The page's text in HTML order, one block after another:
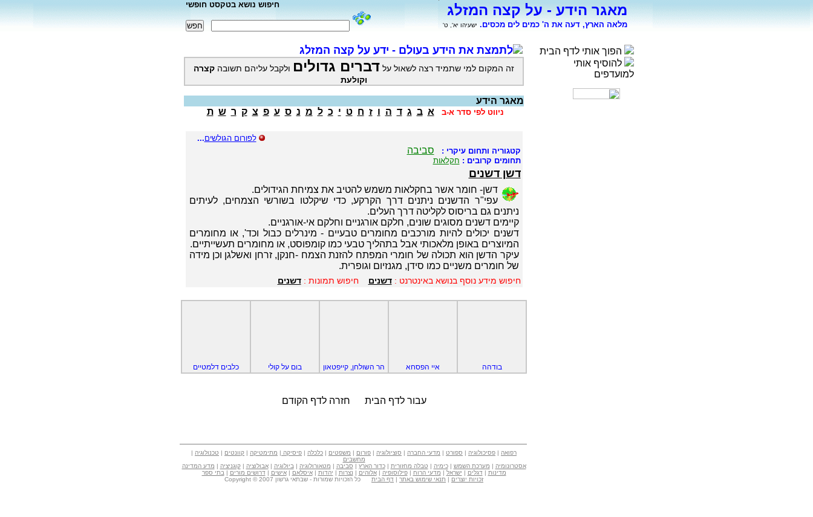
מאגר הידע - על קצה המזלג
מלאה הארץ, דעה את ה' כמים לים מכסים. ישעיהו יא', ט'
חיפוש נושא בטקסט חופשי
הפוך אותי לדף הבית
להוסיף אותי
למועדפים
לתמצת את הידע בעולם - ידע על קצה המזלג
זה המקום למי שתמיד רצה לשאול על דברים גדולים ולקבל עליהם תשובה קצרה
וקולעת
מאגר הידע
ניווט לפי סדר א-ב א ב ג ד ה ו ז ח ט י כ ל מ נ ס ע פ צ ק ר ש ת
לפורום הגולשים...
קטגוריה ותחום עיקרי : סביבה
תחומים קרובים : חקלאות
דשן דשנים
דשן- חומר אשר בחקלאות משמש להטיב את צמיחת הגידולים.
עפי"ר הדשנים ניתנים דרך הקרקע, כדי שיקלטו בשורשי הצמחים, לעיתים
ניתנים גם בריסוס לקליטה דרך העלים.
קיימים דשנים מסוגים שונים, חלקם אורגניים וחלקם אי-אורגניים.
דשנים יכולים להיות מורכבים מחומרים טבעיים - מינרלים כבול וכד', או מחומרים
המיוצרים באופן מלאכותי אבל בתהליך טבעי כמו קומפוסט, או מחומרים תעשייתיים.
עיקר הדשן הוא תכולה של חומרי המפתח להזנת הצמח -חנקן, זרחן ואשלגן וכן מידה
של חומרים משניים כמו סידן, מגנזיום וגופרית.
חיפוש מידע נוסף בנושא באינטרנט :דשנים חיפוש תמונות :דשנים
בודהה איי הפסחא הר השולחן, קייפטאון בום על קולי כלבים דלמטיים
עבור לדף הבית חזרה לדף הקודם
רפואה | פסיכולוגיה | ספורט | מדעי החברה | סוציולוגיה | פורום | משפטים | כלכלה | פיסיקה | מתימטיקה | קוונטים | טכנולוגיה |
מחשבים
אסטרונומיה | מערכת השמש |כימיה | טבלה מחזורית |כדור הארץ | סביבה | מטאורולוגיה | ביולוגיה |אבולוציה |קוגניציה | מדע המדינה
מדינות |דגלים | ישראל | מדעי הרוח |פילוסופיה |אלוהים | נצרות | יהדות |איסלאם |אישים |דרושים מורים | בתי ספר
זכויות יוצרים | תנאי שימוש באתר | דף הבית כל הזכויות שמורות - שבתאי גרשון Copyright © 2007